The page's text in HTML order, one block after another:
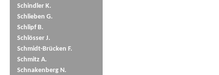
Schindler K.
Schlieben G.
Schlipf B.
Schlösser J.
Schmidt-Brücken F.
Schmitz A.
Schnakenberg N.